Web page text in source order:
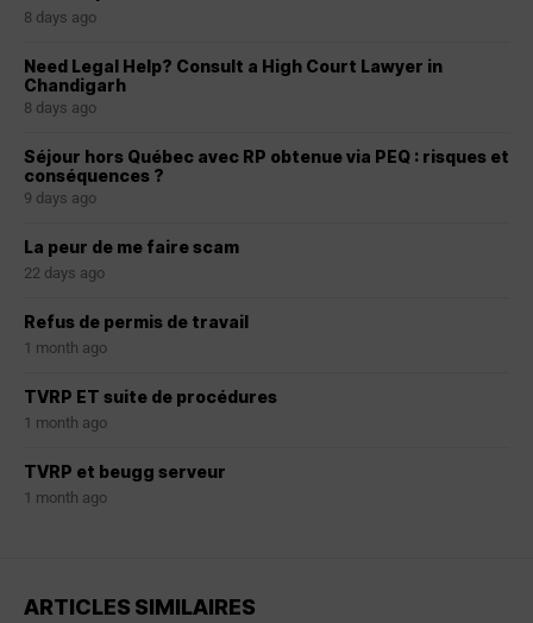
8 days ago
Need Legal Help? Consult a High Court Lawyer in
Chandigarh
8 days ago
Séjour hors Québec avec RP obtenue via PEQ : risques et
conséquences ?
9 days ago
La peur de me faire scam
22 days ago
Refus de permis de travail
1 month ago
TVRP ET suite de procédures
1 month ago
TVRP et beugg serveur
1 month ago
ARTICLES SIMILAIRES